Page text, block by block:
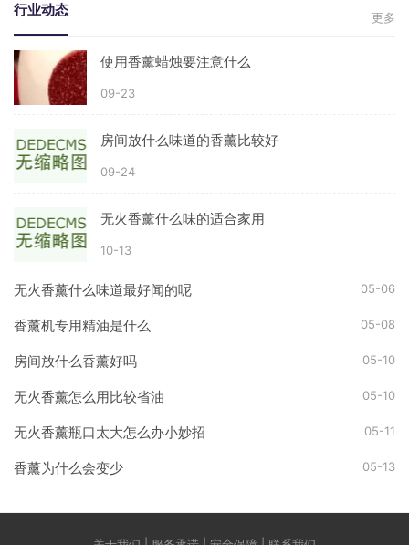
行业动态 更多
使用香薰蜡烛要注意什么
09-23
房间放什么味道的香薰比较好
09-24
无火香薰什么味的适合家用
10-13
无火香薰什么味道最好闻的呢 05-06
香薰机专用精油是什么 05-08
房间放什么香薰好吗 05-10
无火香薰怎么用比较省油 05-10
无火香薰瓶口太大怎么办小妙招 05-11
香薰为什么会变少 05-13